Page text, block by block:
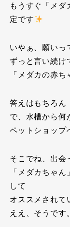
もうすぐ「メダ
定です
いやぁ、願いっ
ずっと言い続け
「メダカの赤
答えはもちろん
で、水槽から何
ペットショップ
そこでね、出会
「メダカちゃ
して
オススメされて
ええ、そうです